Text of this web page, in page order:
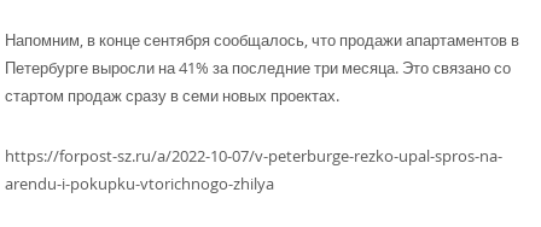
Напомним, в конце сентября сообщалось, что продажи апартаментов в
Петербурге выросли на 41% за последние три месяца. Это связано со
стартом продаж сразу в семи новых проектах.
https://forpost-sz.ru/a/2022-10-07/v-peterburge-rezko-upal-spros-na-
arendu-i-pokupku-vtorichnogo-zhilya